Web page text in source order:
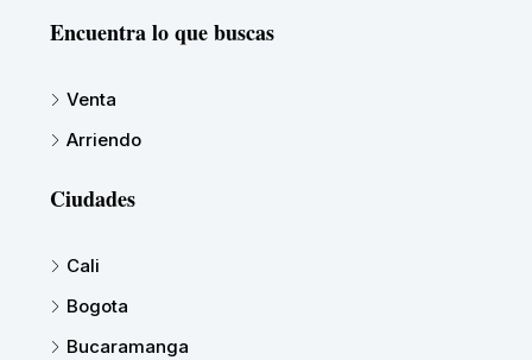
Encuentra lo que buscas
Venta
Arriendo
Ciudades
Cali
Bogota
Bucaramanga